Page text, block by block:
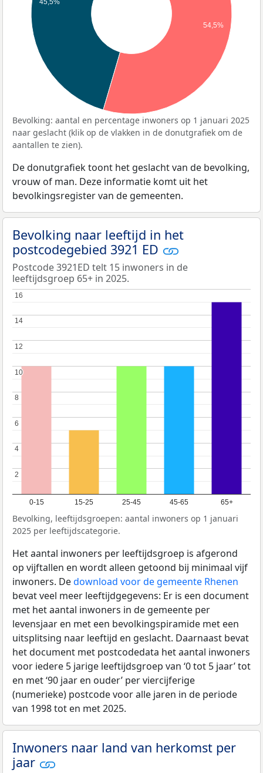
45,5%
54,5%
Bevolking: aantal en percentage inwoners op 1 januari 2025
naar geslacht (klik op de vlakken in de donutgrafiek om de
aantallen te zien).
De donutgrafiek toont het geslacht van de bevolking,
vrouw of man. Deze informatie komt uit het
bevolkingsregister van de gemeenten.
Bevolking naar leeftijd in het
postcodegebied 3921 ED
Postcode 3921ED telt 15 inwoners in de
leeftijdsgroep 65+ in 2025.
0-15 15-25 25-45 45-65 65+
2
2
4
4
6
6
8
8
10
10
12
12
14
14
16
16
Bevolking, leeftijdsgroepen: aantal inwoners op 1 januari
2025 per leeftijdscategorie.
Het aantal inwoners per leeftijdsgroep is afgerond
op vijftallen en wordt alleen getoond bij minimaal vijf
inwoners. Dedownload voor de gemeente Rhenen
bevat veel meer leeftijdgegevens: Er is een document
met het aantal inwoners in de gemeente per
levensjaar en met een bevolkingspiramide met een
uitsplitsing naar leeftijd en geslacht. Daarnaast bevat
het document met postcodedata het aantal inwoners
voor iedere 5 jarige leeftijdsgroep van ‘0 tot 5 jaar’ tot
en met ‘90 jaar en ouder’ per viercijferige
(numerieke) postcode voor alle jaren in de periode
van 1998 tot en met 2025.
Inwoners naar land van herkomst per
jaar